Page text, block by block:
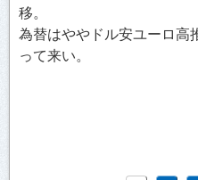
移。
為替はややドル安ユーロ高
って来い。